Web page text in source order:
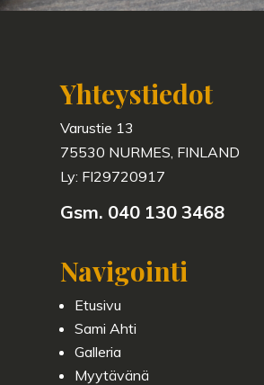
Yhteystiedot
Varustie 13
75530 NURMES, FINLAND
Ly: FI29720917
Gsm. 040 130 3468
Navigointi
Etusivu
Sami Ahti
Galleria
Myytävänä